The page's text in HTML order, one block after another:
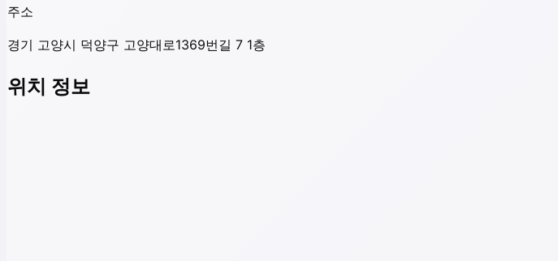
주소
경기 고양시 덕양구 고양대로1369번길 7 1층
위치 정보